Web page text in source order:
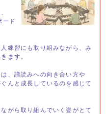
ード
練習にも取り組みながら、み
ます。
、譜読みへの向き合い方や
んと成長しているのを感じて
がら取り組んでいく姿がとて